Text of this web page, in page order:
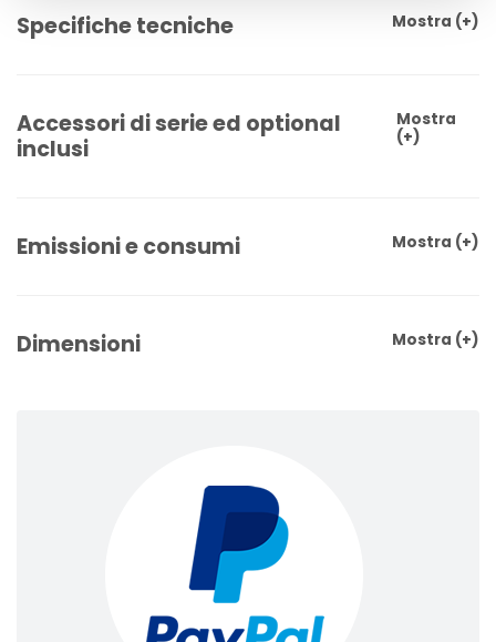
Specifiche tecniche Mostra (+)
Accessori di serie ed optional
inclusi
Mostra
(+)
Emissioni e consumi Mostra (+)
Dimensioni Mostra (+)